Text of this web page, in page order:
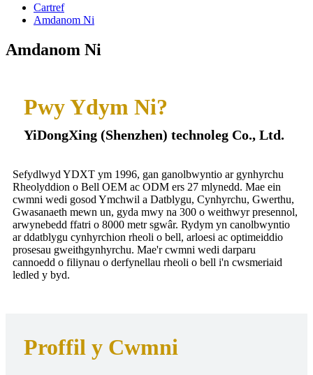
Cartref
Amdanom Ni
Amdanom Ni
Pwy Ydym Ni?
YiDongXing (Shenzhen) technoleg Co., Ltd.
Sefydlwyd YDXT ym 1996, gan ganolbwyntio ar gynhyrchu
Rheolyddion o Bell OEM ac ODM ers 27 mlynedd. Mae ein
cwmni wedi gosod Ymchwil a Datblygu, Cynhyrchu, Gwerthu,
Gwasanaeth mewn un, gyda mwy na 300 o weithwyr presennol,
arwynebedd ffatri o 8000 metr sgwâr. Rydym yn canolbwyntio
ar ddatblygu cynhyrchion rheoli o bell, arloesi ac optimeiddio
prosesau gweithgynhyrchu. Mae'r cwmni wedi darparu
cannoedd o filiynau o derfynellau rheoli o bell i'n cwsmeriaid
ledled y byd.
Proffil y Cwmni